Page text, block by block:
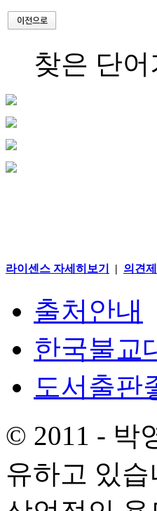
찾은 단
라이센스 자세히보기 | 의견
출처안내
한국불교
도서출판
© 2011 - 박
유하고 있습